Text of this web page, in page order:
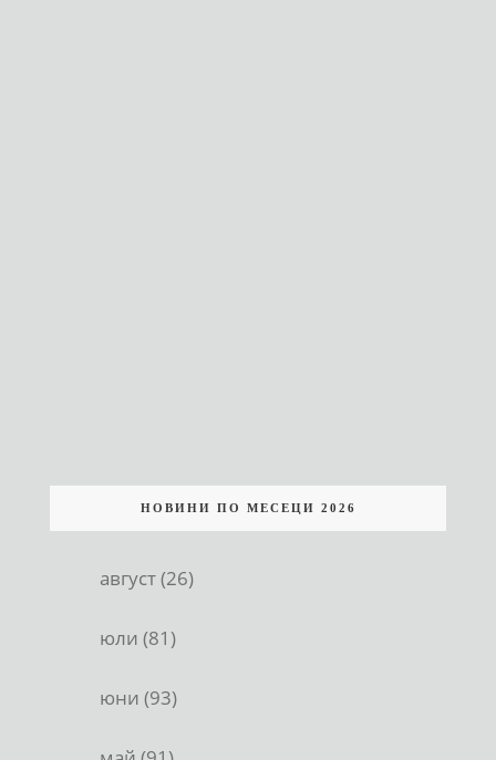
НОВИНИ ПО МЕСЕЦИ 2026
август (26)
юли (81)
юни (93)